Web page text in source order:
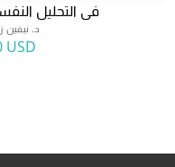
فى التحليل
د. نيفين
USD